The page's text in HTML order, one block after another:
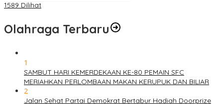
1589 Dilihat
Olahraga Terbaru
1
SAMBUT HARI KEMERDEKAAN KE-80 PEMAIN SFC
MERIAHKAN PERLOMBAAN MAKAN KERUPUK DAN BILIAR
2
Jalan Sehat Partai Demokrat Bertabur Hadiah Doorprize